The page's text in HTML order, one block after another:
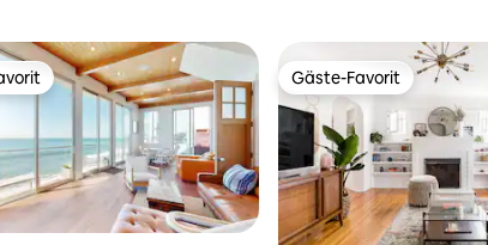
Gäste-Favorit
Gäste-Favorit